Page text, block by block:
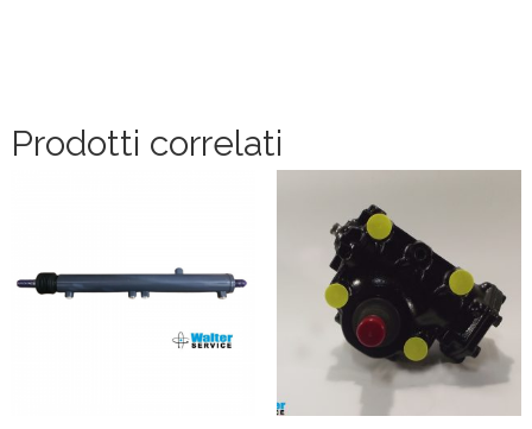
Prodotti correlati